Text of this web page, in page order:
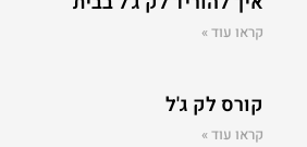
קראו עוד »
קורס לק ג'ל
קראו עוד »